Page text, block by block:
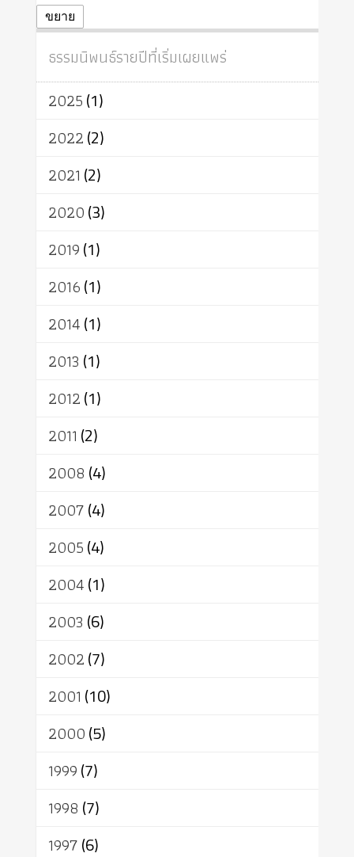
ปฏิจจสมุปบาท
ศาสนาประจำชาติ
อินเดีย
ผู้บริโภค
ธรรมาธิปไตย
จักร
การแยกรัฐกับศาสนา
ธรรมชาติ
เทคโนโลยี
สิทธิ
พุทธบริษัท
อัตถะ
เทวดา
ขยาย
ธรรมนิพนธ์รายปีที่เริ่มเผยแพร่
2025(1)
2022(2)
2021 (2)
2020(3)
2019(1)
2016(1)
2014(1)
2013 (1)
2012(1)
2011 (2)
2008 (4)
2007(4)
2005(4)
2004(1)
2003 (6)
2002(7)
2001 (10)
2000(5)
1999(7)
1998 (7)
1997(6)